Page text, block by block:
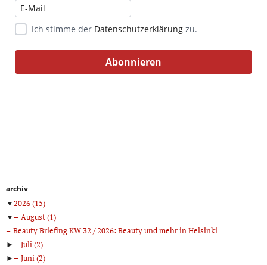
Ich stimme der Datenschutzerklärung zu.
archiv
▼2026(15)
▼
August(1)
Beauty Briefing KW 32 / 2026: Beauty und mehr in Helsinki
►
Juli(2)
►
Juni(2)